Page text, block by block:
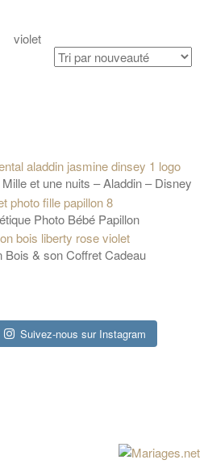
violet
et une nuits – Aladdin – Disney
Photo Bébé Papillon
Bois & son Coffret Cadeau
Suivez-nous sur Instagram